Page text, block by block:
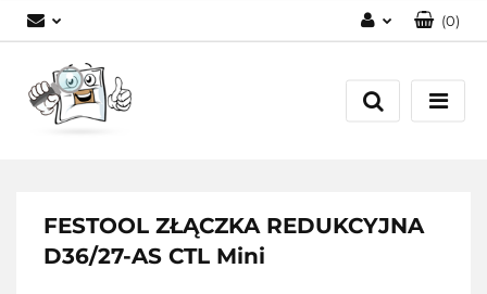
Zarejestruj się
(0)
FESTOOL ZŁĄCZKA REDUKCYJNA
D36/27-AS CTL Mini